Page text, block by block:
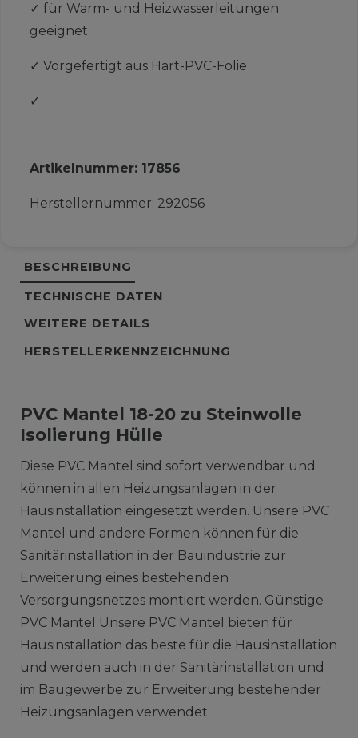
✓ für Warm- und Heizwasserleitungen
geeignet
✓ Vorgefertigt aus Hart-PVC-Folie
✓
Artikelnummer: 17856
Herstellernummer: 292056
BESCHREIBUNG
TECHNISCHE DATEN
WEITERE DETAILS
HERSTELLERKENNZEICHNUNG
PVC Mantel 18-20 zu Steinwolle
Isolierung Hülle
Diese PVC Mantel sind sofort verwendbar und
können in allen Heizungsanlagen in der
Hausinstallation eingesetzt werden. Unsere PVC
Mantel und andere Formen können für die
Sanitärinstallation in der Bauindustrie zur
Erweiterung eines bestehenden
Versorgungsnetzes montiert werden. Günstige
PVC Mantel Unsere PVC Mantel bieten für
Hausinstallation das beste für die Hausinstallation
und werden auch in der Sanitärinstallation und
im Baugewerbe zur Erweiterung bestehender
Heizungsanlagen verwendet.